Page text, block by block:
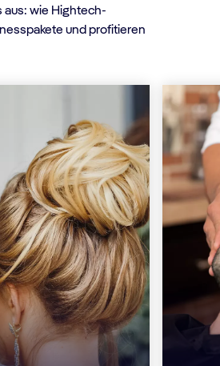
aus: wie Hightech-
und profitieren